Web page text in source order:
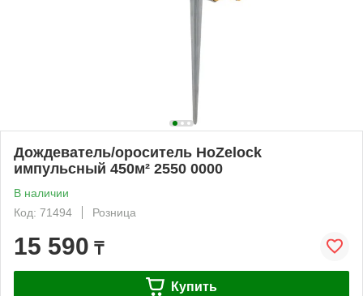
Дождеватель/ороситель HoZelock
импульсный 450м² 2550 0000
В наличии
Код: 71494
Розница
15 590 ₸
Купить